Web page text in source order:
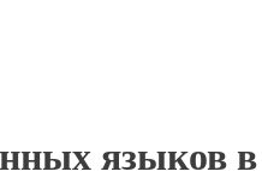
языков